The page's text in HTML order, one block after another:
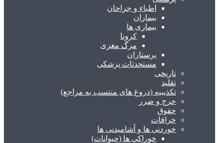
اطباء و جراحان
بیماران
بیماری ها
کرونا
مرگ مغزی
پرستاران
مستحدثات پزشکی
تاریخی
تقلید
تکذیبیه (دروغ های منتسب به مراجع)
حرج و ضرر
حقوق
خرافات
خوردنی ها و آشامیدنی ها
خوراکی ها (حیوانات)